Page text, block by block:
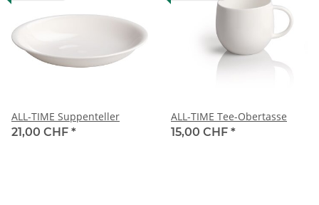
ALL-TIME Suppenteller
21,00 CHF *
ALL-TIME Tee-Obertasse
15,00 CHF *